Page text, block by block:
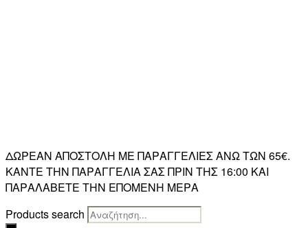
ΔΩΡΕΑΝ ΑΠΟΣΤΟΛΗ ΜΕ ΠΑΡΑΓΓΕΛΙΕΣ ΑΝΩ ΤΩΝ 65€.
ΚΑΝΤΕ ΤΗΝ ΠΑΡΑΓΓΕΛΙΑ ΣΑΣ ΠΡΙΝ ΤΗΣ 16:00 ΚΑΙ
ΠΑΡΑΛΑΒΕΤΕ ΤΗΝ ΕΠΟΜΕΝΗ ΜΕΡΑ
Products search